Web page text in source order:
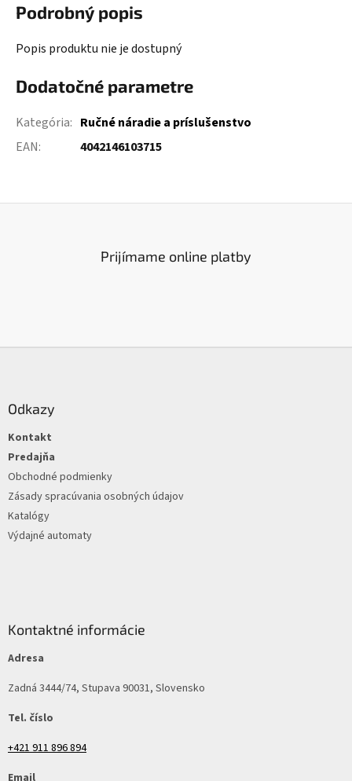
Podrobný popis
Popis produktu nie je dostupný
Dodatočné parametre
Kategória: Ručné náradie a príslušenstvo
EAN: 4042146103715
Prijímame online platby
Odkazy
Kontakt
Predajňa
Obchodné podmienky
Zásady spracúvania osobných údajov
Katalógy
Výdajné automaty
Kontaktné informácie
Adresa
Zadná 3444/74, Stupava 90031, Slovensko
Tel. číslo
+421 911 896 894
Email